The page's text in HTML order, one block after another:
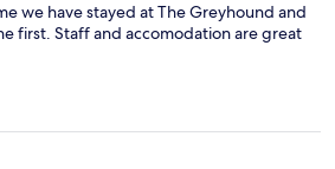
we have stayed at The Greyhound and
first. Staff and accomodation are great